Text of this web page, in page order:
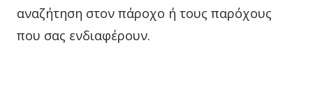
αναζήτηση στον πάροχο ή τους παρόχους
που σας ενδιαφέρουν.